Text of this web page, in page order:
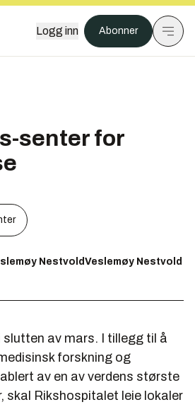
Logg inn Abonner
senter for
NestvoldVeslemøy Nestvold
slutten av mars. I tillegg til å
forskning og
av en av verdens største
skal Rikshospitalet leie lokaler